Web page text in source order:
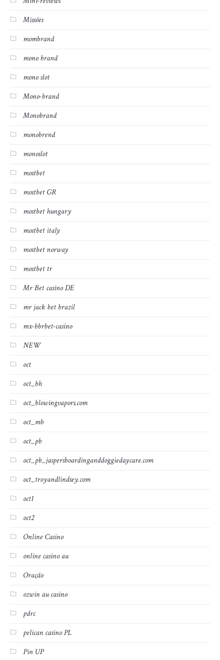
Missões
mombrand
mono brand
mono slot
Mono-brand
Monobrand
monobrend
monoslot
mostbet
mostbet GR
mostbet hungary
mostbet italy
mostbet norway
mostbet tr
Mr Bet casino DE
mr jack bet brazil
mx-bbrbet-casino
NEW
oct
oct_bh
oct_blowingvapors.com
oct_mb
oct_pb
oct_pb_jaspersboardinganddoggiedaycare.com
oct_troyandlindsey.com
oct1
oct2
Online Casino
online casino au
Oração
ozwin au casino
pdrc
pelican casino PL
Pin UP